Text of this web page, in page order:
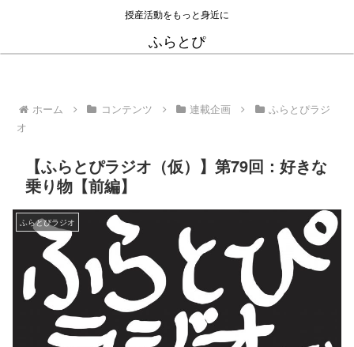
授産活動をもっと身近に
ふらとぴ
ホーム コンテンツ 連載企画
ふらとぴラジ
オ
【ふらとぴラジオ（仮）】第79回：好きな
乗り物【前編】
ふらとぴラジオ